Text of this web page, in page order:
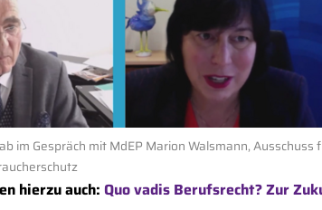
im Gespräch mit MdEP Marion Walsmann, Ausschuss
hierzu auch: Quo vadis Berufsrecht? Zur